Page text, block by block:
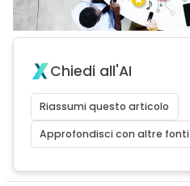
Chiedi all'AI
Riassumi questo articolo
Approfondisci con altre fonti